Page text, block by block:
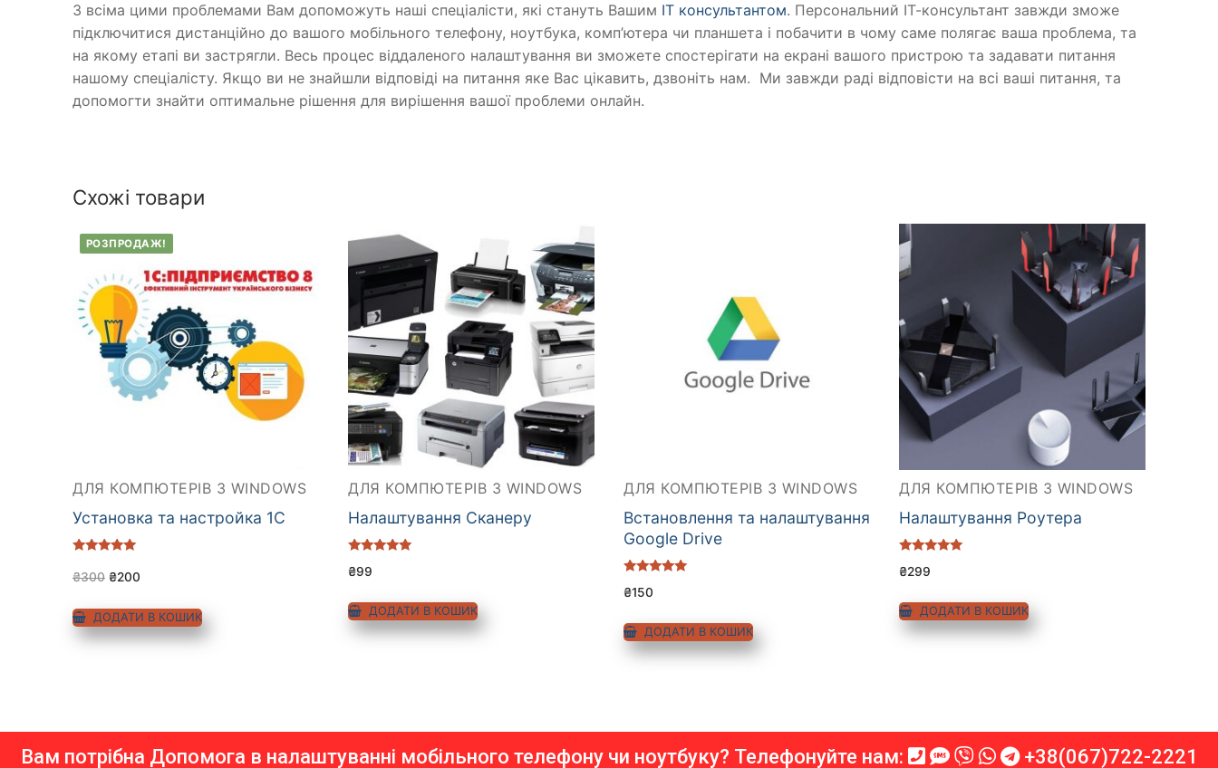
З всіма цими проблемами Вам допоможуть наші спеціалісти, які стануть Вашим ІТ консультантом. Персональний ІТ-консультант завжди зможе
підключитися дистанційно до вашого мобільного телефону, ноутбука, комп’ютера чи планшета і побачити в чому саме полягає ваша проблема, та
на якому етапі ви застрягли. Весь процес віддаленого налаштування ви зможете спостерігати на екрані вашого пристрою та задавати питання
нашому спеціалісту. Якщо ви не знайшли відповіді на питання яке Вас цікавить, дзвоніть нам. Ми завжди раді відповісти на всі ваші питання, та
допомогти знайти оптимальне рішення для вирішення вашої проблеми онлайн.
Схожі товари
РОЗПРОДАЖ!
ДЛЯ КОМПЮТЕРІВ З WINDOWS
Установка та настройка 1C
5.00
₴300 ₴200
ДОДАТИ В КОШИК
ДЛЯ КОМПЮТЕРІВ З WINDOWS
Налаштування Сканеру
5.00
₴99
ДОДАТИ В КОШИК
ДЛЯ КОМПЮТЕРІВ З WINDOWS
Встановлення та налаштування
Google Drive
5.00
₴150
ДОДАТИ В КОШИК
ДЛЯ КОМПЮТЕРІВ З WINDOWS
Налаштування Роутера
5.00
₴299
ДОДАТИ В КОШИК
Вам потрібна Допомога в налаштуванні мобільного телефону чи ноутбуку? Телефонуйте нам: +38(067)722-2221